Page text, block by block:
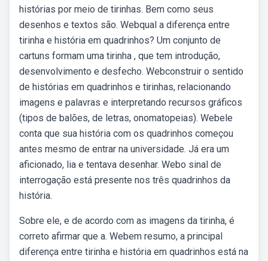
histórias por meio de tirinhas. Bem como seus
desenhos e textos são. Webqual a diferença entre
tirinha e história em quadrinhos? Um conjunto de
cartuns formam uma tirinha , que tem introdução,
desenvolvimento e desfecho. Webconstruir o sentido
de histórias em quadrinhos e tirinhas, relacionando
imagens e palavras e interpretando recursos gráficos
(tipos de balões, de letras, onomatopeias). Webele
conta que sua história com os quadrinhos começou
antes mesmo de entrar na universidade. Já era um
aficionado, lia e tentava desenhar. Webo sinal de
interrogação está presente nos três quadrinhos da
história.
Sobre ele, e de acordo com as imagens da tirinha, é
correto afirmar que a. Webem resumo, a principal
diferença entre tirinha e história em quadrinhos está na